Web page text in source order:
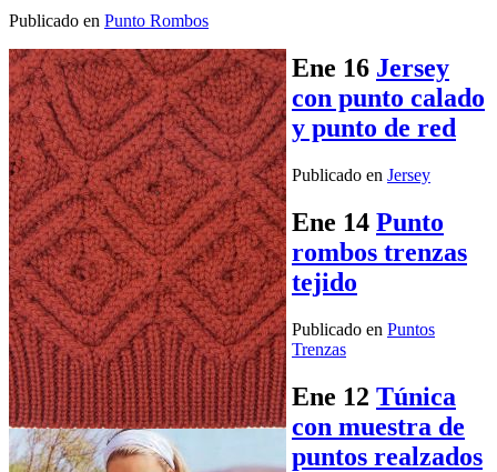
Publicado en Punto Rombos
Ene 16 Jersey
con punto calado
y punto de red
Publicado en Jersey
Ene 14 Punto
rombos trenzas
tejido
Publicado en Puntos
Trenzas
Ene 12 Túnica
con muestra de
puntos realzados